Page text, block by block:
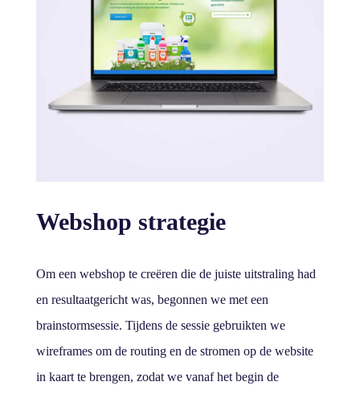
Webshop strategie
Om een webshop te creëren die de juiste uitstraling had
en resultaatgericht was, begonnen we met een
brainstormsessie. Tijdens de sessie gebruikten we
wireframes om de routing en de stromen op de website
in kaart te brengen, zodat we vanaf het begin de